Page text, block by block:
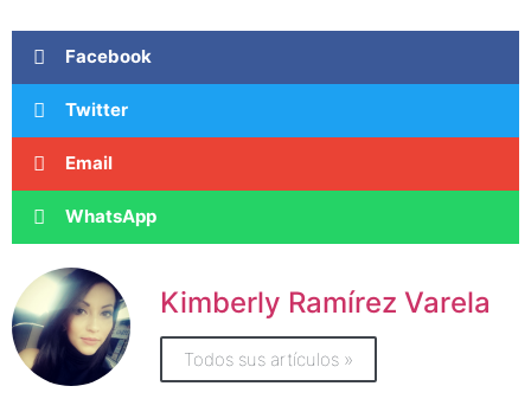
Facebook
Twitter
Email
WhatsApp
Kimberly Ramírez Varela
Todos sus artículos »